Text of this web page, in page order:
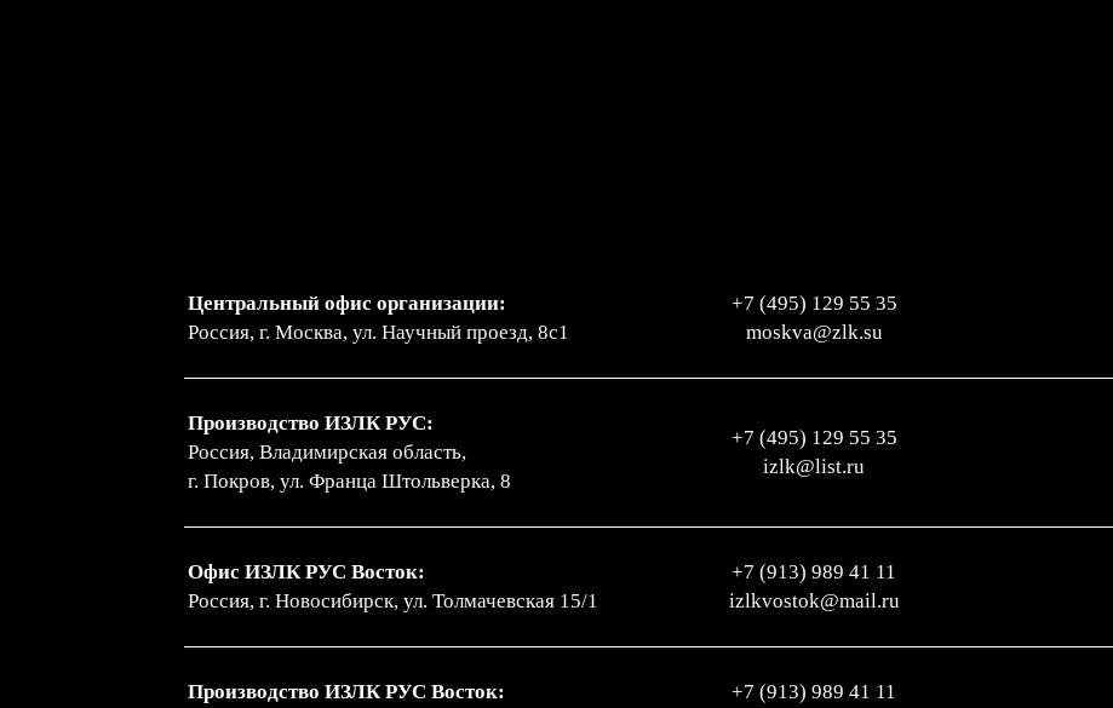
Центральный офис организации:
Россия, г. Москва, ул. Научный проезд, 8с1
+7 (495) 129 55 35
moskva@zlk.su
Производство ИЗЛК РУС:
Россия, Владимирская область,
г. Покров, ул. Франца Штольверка, 8
+7 (495) 129 55 35
izlk@list.ru
Офис ИЗЛК РУС Восток:
Россия, г. Новосибирск, ул. Толмачевская 15/1
+7 (913) 989 41 11
izlkvostok@mail.ru
Производство ИЗЛК РУС Восток:
+7 (913) 989 41 11